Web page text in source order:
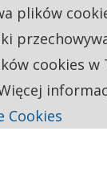
plików
cookies w
Cookies